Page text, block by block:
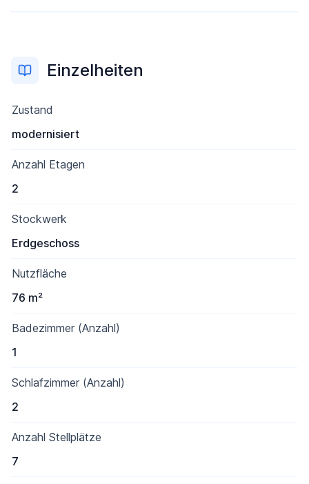
Einzelheiten
Zustand
modernisiert
Anzahl Etagen
2
Stockwerk
Erdgeschoss
Nutzfläche
76 m²
Badezimmer (Anzahl)
1
Schlafzimmer (Anzahl)
2
Anzahl Stellplätze
7